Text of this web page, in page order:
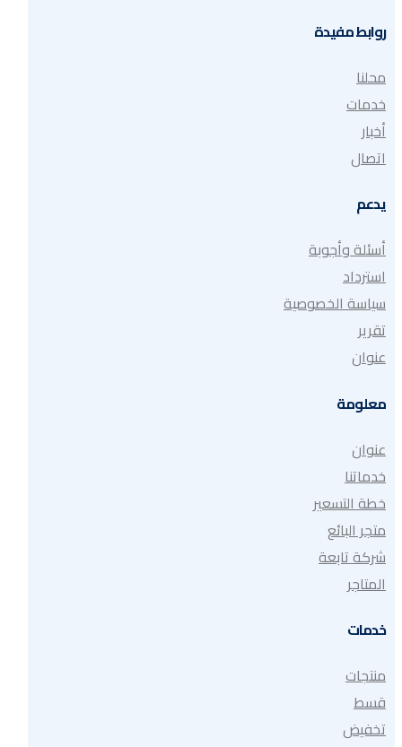
روابط مفيدة
محلنا
خدمات
أخبار
اتصال
يدعم
أسئلة وأجوبة
استرداد
سياسة الخصوصية
تقرير
عنوان
معلومة
عنوان
خدماتنا
خطة التسعير
متجر البائع
شركة تابعة
المتاجر
خدمات
منتجات
قسط
تخفيض